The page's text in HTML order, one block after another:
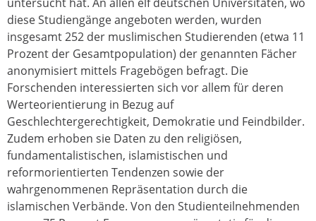
diese Studiengänge angeboten werden, wurden
insgesamt 252 der muslimischen Studierenden (etwa 11
Prozent der Gesamtpopulation) der genannten Fächer
anonymisiert mittels Fragebögen befragt. Die
Forschenden interessierten sich vor allem für deren
Werteorientierung in Bezug auf
Geschlechtergerechtigkeit, Demokratie und Feindbilder.
Zudem erhoben sie Daten zu den religiösen,
fundamentalistischen, islamistischen und
reformorientierten Tendenzen sowie der
wahrgenommenen Repräsentation durch die
islamischen Verbände. Von den Studienteilnehmenden